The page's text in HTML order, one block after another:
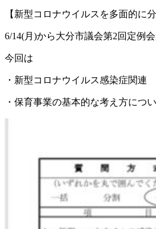
【新型コロナウイルスを多面的に
6/14(月 )から大分市議会第2回定例
今回は
・新型コロナウイルス感染症関連
・保育事業の基本的な考え方につ